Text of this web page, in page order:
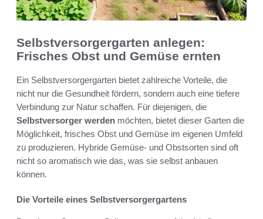
Selbstversorgergarten anlegen:
Frisches Obst und Gemüse ernten
Ein Selbstversorgergarten bietet zahlreiche Vorteile, die
nicht nur die Gesundheit fördern, sondern auch eine tiefere
Verbindung zur Natur schaffen. Für diejenigen, die
Selbstversorger werden möchten, bietet dieser Garten die
Möglichkeit, frisches Obst und Gemüse im eigenen Umfeld
zu produzieren. Hybride Gemüse- und Obstsorten sind oft
nicht so aromatisch wie das, was sie selbst anbauen
können.
Die Vorteile eines Selbstversorgergartens